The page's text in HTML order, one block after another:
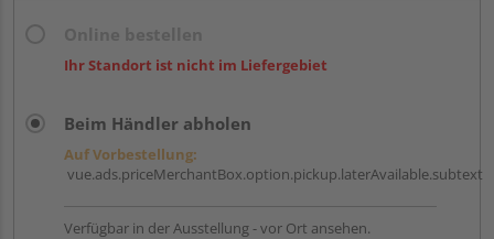
Ihr Standort ist nicht im Liefergebiet
Beim Händler abholen
Auf Vorbestellung:
vue.ads.priceMerchantBox.option.pickup.laterAvailable.subtext
Verfügbar in der Ausstellung - vor Ort ansehen.